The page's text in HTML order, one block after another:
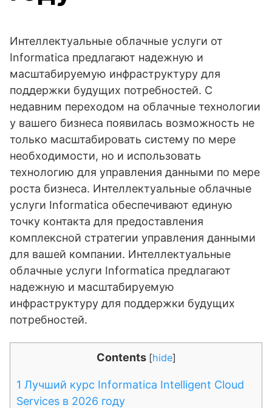
Интеллектуальные облачные услуги от
Informatica предлагают надежную и
масштабируемую инфраструктуру для
поддержки будущих потребностей. С
недавним переходом на облачные технологии
у вашего бизнеса появилась возможность не
только масштабировать систему по мере
необходимости, но и использовать
технологию для управления данными по мере
роста бизнеса. Интеллектуальные облачные
услуги Informatica обеспечивают единую
точку контакта для предоставления
комплексной стратегии управления данными
для вашей компании. Интеллектуальные
облачные услуги Informatica предлагают
надежную и масштабируемую
инфраструктуру для поддержки будущих
потребностей.
Contents [hide]
1 Лучший курс Informatica Intelligent Cloud
Services в 2026 году